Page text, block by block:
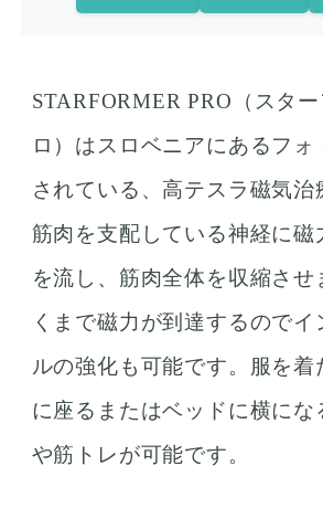
STARFORMER PRO（スタ
ロ）はスロベニアにあるフォ
されている、高テスラ磁気治
筋肉を支配している神経に磁
を流し、筋肉全体を収縮させ
くまで磁力が到達するのでイ
ルの強化も可能です。服を着
に座るまたはベッドに横にな
や筋トレが可能です。